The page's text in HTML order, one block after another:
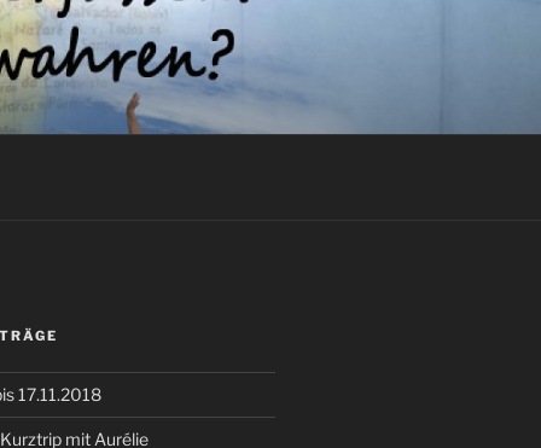
17.11.2018
mit Aurélie